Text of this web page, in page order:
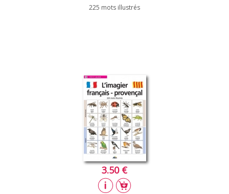
225 mots illustrés
3.50 €